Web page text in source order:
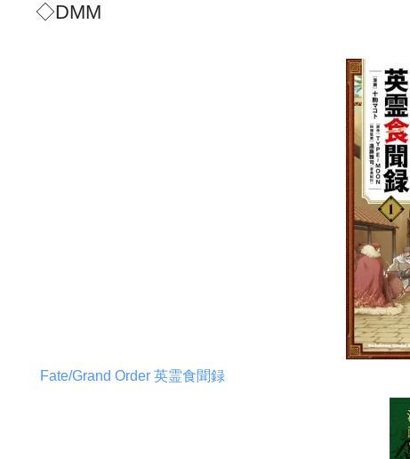
◇DMM
Fate/Grand Order 英霊食聞録